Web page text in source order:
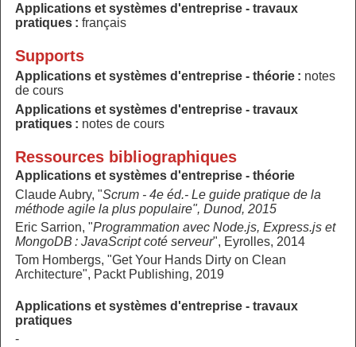
Applications et systèmes d'entreprise - travaux
pratiques : français
Supports
Applications et systèmes d'entreprise - théorie : notes
de cours
Applications et systèmes d'entreprise - travaux
pratiques : notes de cours
Ressources bibliographiques
Applications et systèmes d'entreprise - théorie
Claude Aubry, "Scrum - 4e éd.- Le guide pratique de la
méthode agile la plus populaire", Dunod, 2015
Eric Sarrion, "Programmation avec Node.js, Express.js et
MongoDB : JavaScript coté serveur", Eyrolles, 2014
Tom Hombergs, "Get Your Hands Dirty on Clean
Architecture", Packt Publishing, 2019
Applications et systèmes d'entreprise - travaux
pratiques
-